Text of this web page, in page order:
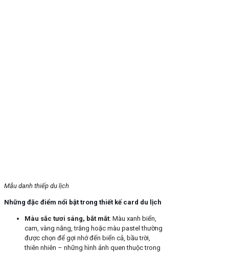
Mẫu danh thiếp du lịch
Những đặc điểm nổi bật trong thiết kế card du lịch
Màu sắc tươi sáng, bắt mắt: Màu xanh biển,
cam, vàng nắng, trắng hoặc màu pastel thường
được chọn để gợi nhớ đến biển cả, bầu trời,
thiên nhiên – những hình ảnh quen thuộc trong